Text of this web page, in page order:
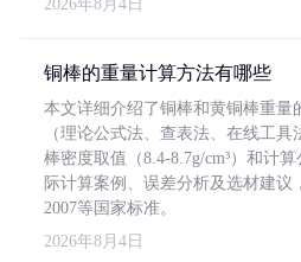
2026年8月4日
铜棒的重量计算方法有哪些
本文详细介绍了铜棒和黄铜棒重量
（理论公式法、查表法、在线工
棒密度取值（8.4-8.7g/cm³）和计
际计算案例、误差分析及选材建议
2007等国家标准。
2026年8月4日